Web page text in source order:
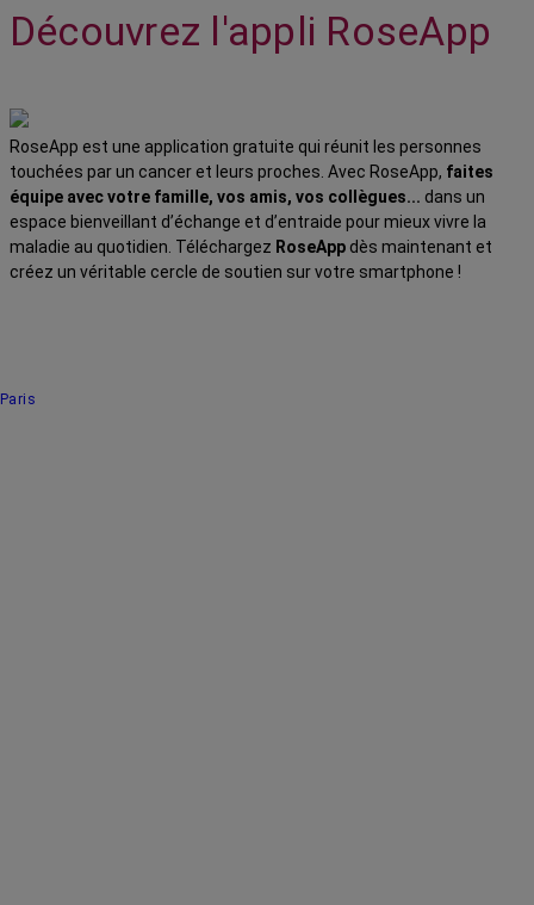
Découvrez l'appli RoseApp
RoseApp est une application gratuite qui réunit les personnes
touchées par un cancer et leurs proches. Avec RoseApp, faites
équipe avec votre famille, vos amis, vos collègues... dans un
espace bienveillant d’échange et d’entraide pour mieux vivre la
maladie au quotidien. Téléchargez RoseApp dès maintenant et
créez un véritable cercle de soutien sur votre smartphone !
Paris